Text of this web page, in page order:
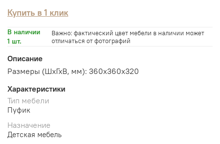
Купить в 1 клик
В наличии
1 шт.
Важно: фактический цвет мебели в наличии может
отличаться от фотографий
Описание
Размеры (ШхГхВ, мм): 360х360х320
Характеристики
Тип мебели
Пуфик
Назначение
Детская мебель